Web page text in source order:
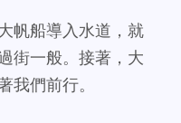
帆船導入水道，就
街一般。接著，大
我們前行。